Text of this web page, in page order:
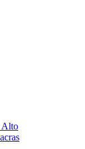
Alto